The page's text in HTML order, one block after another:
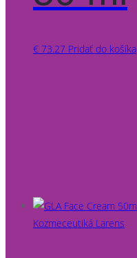
€ 73.27 Pridať do košíka
Kozmeceutiká Larens